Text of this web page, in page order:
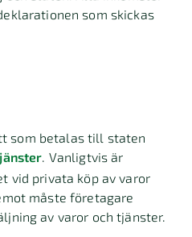
som skickas
som betalas till staten
. Vanligtvis är
vid privata köp av varor
måste företagare
av varor och tjänster.